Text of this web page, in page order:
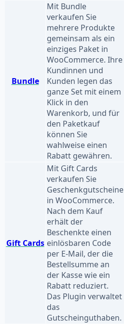
Bundle
Mit Bundle
verkaufen Sie
mehrere Produkte
gemeinsam als ein
einziges Paket in
WooCommerce. Ihre
Kundinnen und
Kunden legen das
ganze Set mit einem
Klick in den
Warenkorb, und für
den Paketkauf
können Sie
wahlweise einen
Rabatt gewähren.
Gift Cards
Mit Gift Cards
verkaufen Sie
Geschenkgutscheine
in WooCommerce.
Nach dem Kauf
erhält der
Beschenkte einen
einlösbaren Code
per E-Mail, der die
Bestellsumme an
der Kasse wie ein
Rabatt reduziert.
Das Plugin verwaltet
das
Gutscheinguthaben.